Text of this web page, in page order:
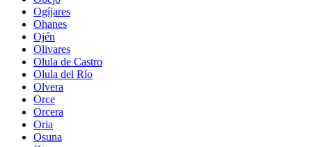
Ogíjares
Ohanes
Ojén
Olivares
Olula de Castro
Olula del Río
Olvera
Orce
Orcera
Oria
Osuna